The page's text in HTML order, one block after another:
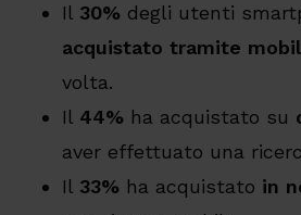
Il 30%degli utenti
acquistato tramite
volta.
Il 44%ha acquistato su
aver effettuato una
Il 33%ha acquistato in